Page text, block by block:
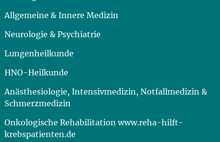
Allgemeine & Innere Medizin
Neurologie & Psychiatrie
Lungenheilkunde
HNO-Heilkunde
Anästhesiologie, Intensivmedizin, Notfallmedizin &
Schmerzmedizin
Onkologische Rehabilitation www.reha-hilft-
krebspatienten.de